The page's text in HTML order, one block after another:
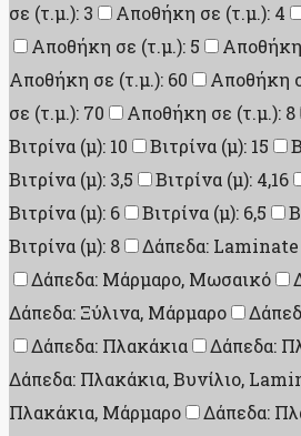
σε (τ.μ.): 3
Αποθήκη σε (τ.μ.): 4
Αποθήκη σε (τ.μ.): 5
Αποθήκη
Αποθήκη σε (τ.μ.): 60
Αποθήκη
σε (τ.μ.): 70
Αποθήκη σε (τ.μ.): 8
Βιτρίνα (μ): 10
Βιτρίνα (μ): 15
Βιτρίνα (μ): 3,5
Βιτρίνα (μ): 4,16
Βιτρίνα (μ): 6
Βιτρίνα (μ): 6,5
Βιτρίνα (μ): 8
Δάπεδα: Laminate
Δάπεδα: Μάρμαρο, Μωσαικό
Δάπεδα: Ξύλινα, Μάρμαρο
Δάπεδα: Πλακάκια
Δάπεδα:
Δάπεδα: Πλακάκια, Βυνίλιο,
Πλακάκια, Μάρμαρο
Δάπεδα: